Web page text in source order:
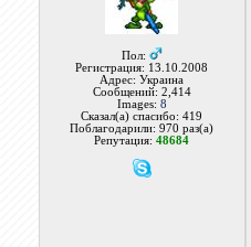
Пол:
Регистрация: 13.10.2008
Адрес: Украина
Сообщений: 2,414
Images: 8
Сказал(а) спасибо: 419
Поблагодарили: 970 раз(а)
Репутация:48684